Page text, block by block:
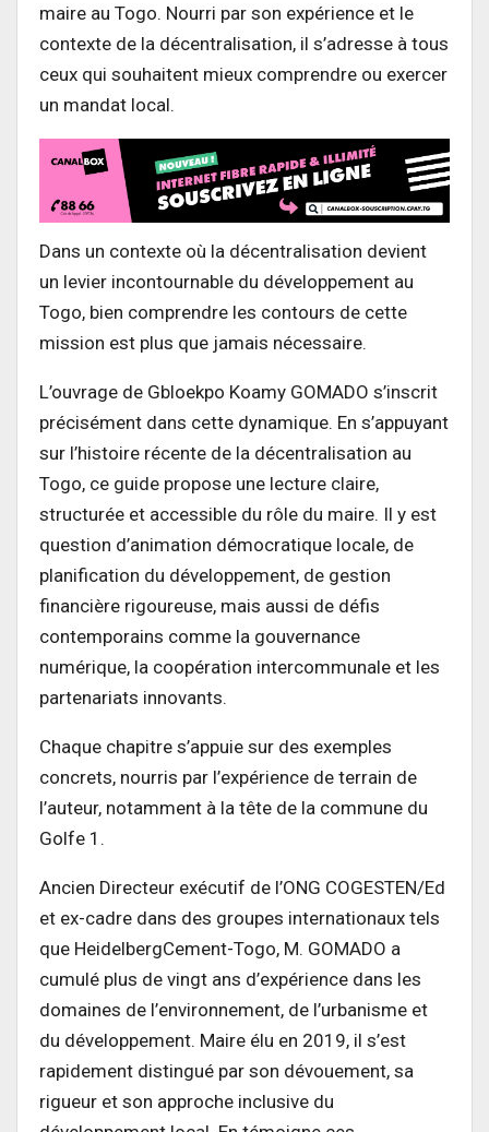
maire au Togo. Nourri par son expérience et le
contexte de la décentralisation, il s’adresse à tous
ceux qui souhaitent mieux comprendre ou exercer
un mandat local.
Dans un contexte où la décentralisation devient
un levier incontournable du développement au
Togo, bien comprendre les contours de cette
mission est plus que jamais nécessaire.
L’ouvrage de Gbloekpo Koamy GOMADO s’inscrit
précisément dans cette dynamique. En s’appuyant
sur l’histoire récente de la décentralisation au
Togo, ce guide propose une lecture claire,
structurée et accessible du rôle du maire. Il y est
question d’animation démocratique locale, de
planification du développement, de gestion
financière rigoureuse, mais aussi de défis
contemporains comme la gouvernance
numérique, la coopération intercommunale et les
partenariats innovants.
Chaque chapitre s’appuie sur des exemples
concrets, nourris par l’expérience de terrain de
l’auteur, notamment à la tête de la commune du
Golfe 1.
Ancien Directeur exécutif de l’ONG COGESTEN/Ed
et ex-cadre dans des groupes internationaux tels
que HeidelbergCement-Togo, M. GOMADO a
cumulé plus de vingt ans d’expérience dans les
domaines de l’environnement, de l’urbanisme et
du développement. Maire élu en 2019, il s’est
rapidement distingué par son dévouement, sa
rigueur et son approche inclusive du